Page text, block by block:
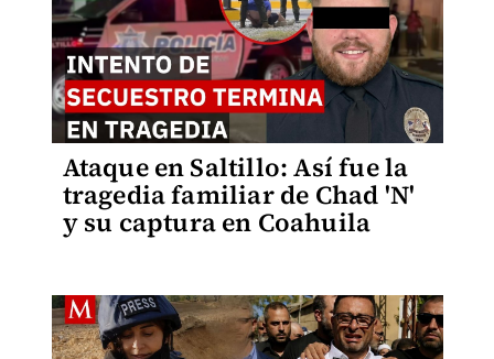
Ataque en Saltillo: Así fue la
tragedia familiar de Chad 'N'
y su captura en Coahuila